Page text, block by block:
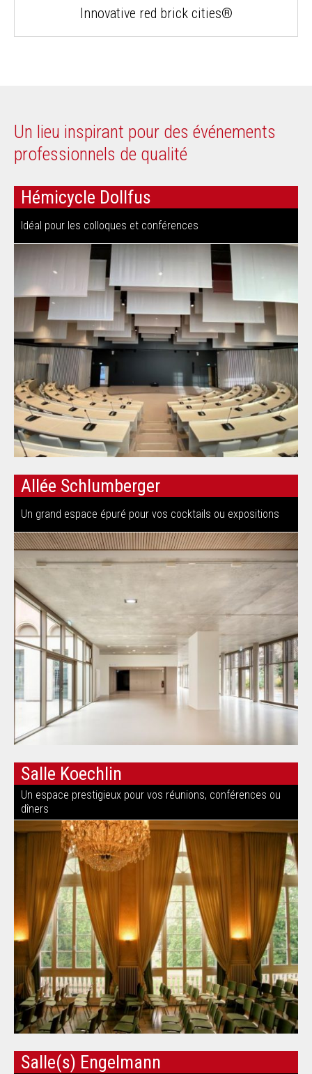
Innovative red brick cities®
Un lieu inspirant pour des événements
professionnels de qualité
Hémicycle Dollfus
Idéal pour les colloques et conférences
Allée Schlumberger
Un grand espace épuré pour vos cocktails ou expositions
Salle Koechlin
Un espace prestigieux pour vos réunions, conférences ou
dîners
Salle(s) Engelmann